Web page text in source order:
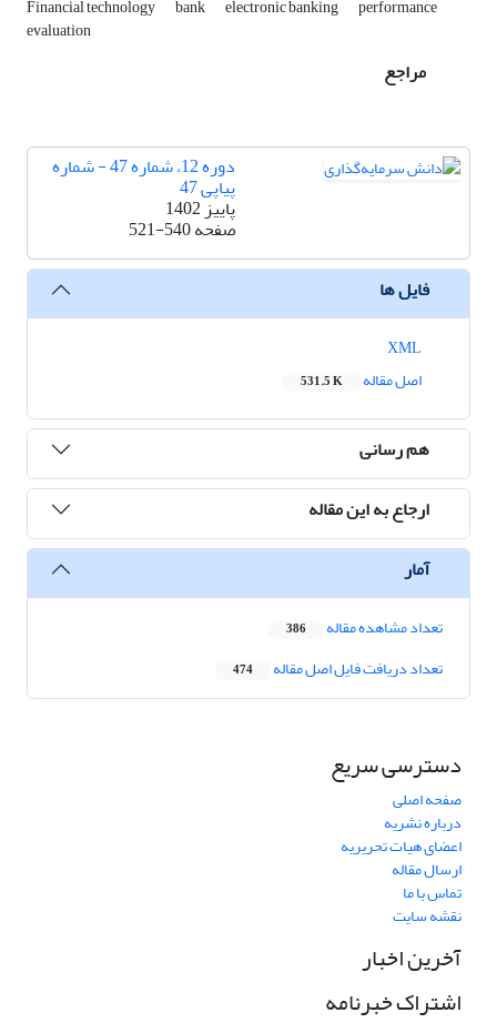
Financial technology bank electronic banking performance
evaluation
مراجع
دوره 12، شماره 47 - شماره
پیاپی 47
پاییز 1402
صفحه521-540
فایل ها
اصل مقاله
531.5 K
هم رسانی
ارجاع به این مقاله
آمار
تعداد مشاهده مقاله 386
تعداد دریافت فایل اصل مقاله 474
دسترسی سریع
صفحه اصلی
درباره نشریه
اعضای هیات تحریریه
ارسال مقاله
تماس با ما
نقشه سایت
آخرین اخبار
اشتراک خبرنامه